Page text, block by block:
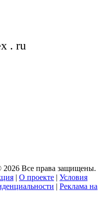
. ru
2026 Все права защищены.
| О проекте | Условия
| Реклама на